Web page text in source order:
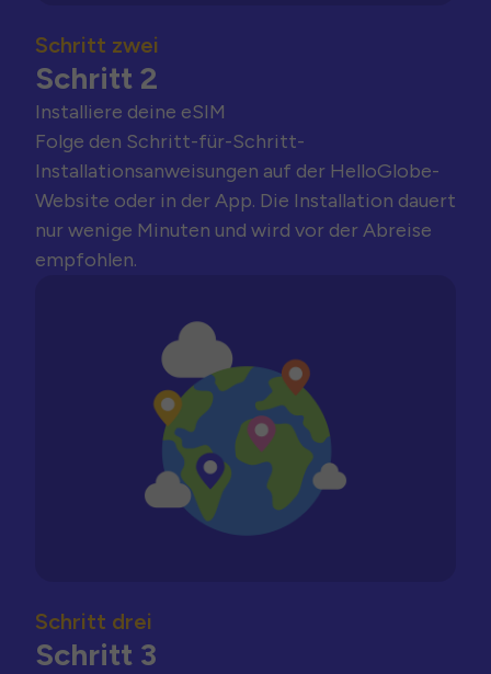
Schritt zwei
Schritt 2
Installiere deine eSIM
Folge den Schritt-für-Schritt-
Installationsanweisungen auf der HelloGlobe-
Website oder in der App. Die Installation dauert
nur wenige Minuten und wird vor der Abreise
empfohlen.
Schritt drei
Schritt 3